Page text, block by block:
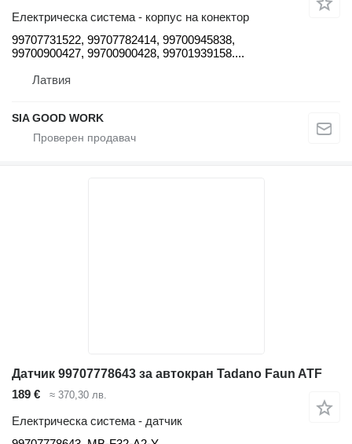
Електрическа система - корпус на конектор
99707731522, 99707782414, 99700945838,
99700900427, 99700900428, 99701939158....
Латвия
SIA GOOD WORK
Датчик 99707778643 за автокран Tadano Faun ATF
189 €
≈ 370,30 лв.
Електрическа система - датчик